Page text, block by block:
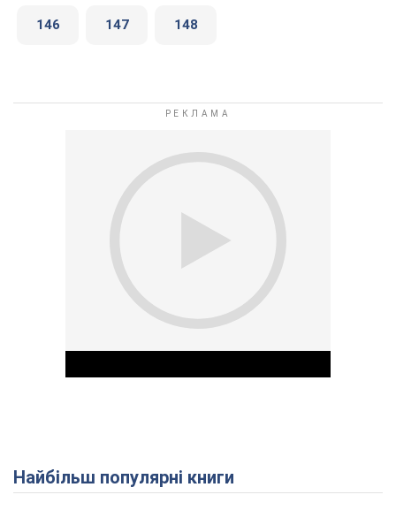
146 147 148
Play Video
Найбільш популярні книги